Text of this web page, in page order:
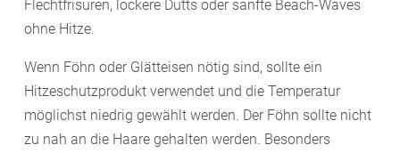
Flechtfrisuren, lockere Dutts oder sanfte Beach-Waves
ohne Hitze.
Wenn Föhn oder Glätteisen nötig sind, sollte ein
Hitzeschutzprodukt verwendet und die Temperatur
möglichst niedrig gewählt werden. Der Föhn sollte nicht
zu nah an die Haare gehalten werden. Besonders